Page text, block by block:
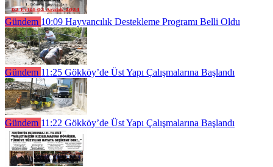
Gündem 10:09 Hayvancılık Destekleme Programı Belli Oldu
Gündem 11:25 Gökköy’de Üst Yapı Çalışmalarına Başlandı
Gündem 11:22 Gökköy’de Üst Yapı Çalışmalarına Başlandı